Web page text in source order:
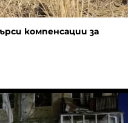
компенсации за